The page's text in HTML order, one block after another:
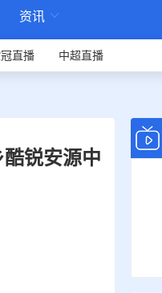
资讯 
直播 中超直播
锐安源中